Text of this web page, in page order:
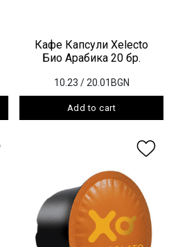
Кафе Капсули Xelecto
Био Арабика 20 бр.
10.23 / 20.01BGN
Add to cart